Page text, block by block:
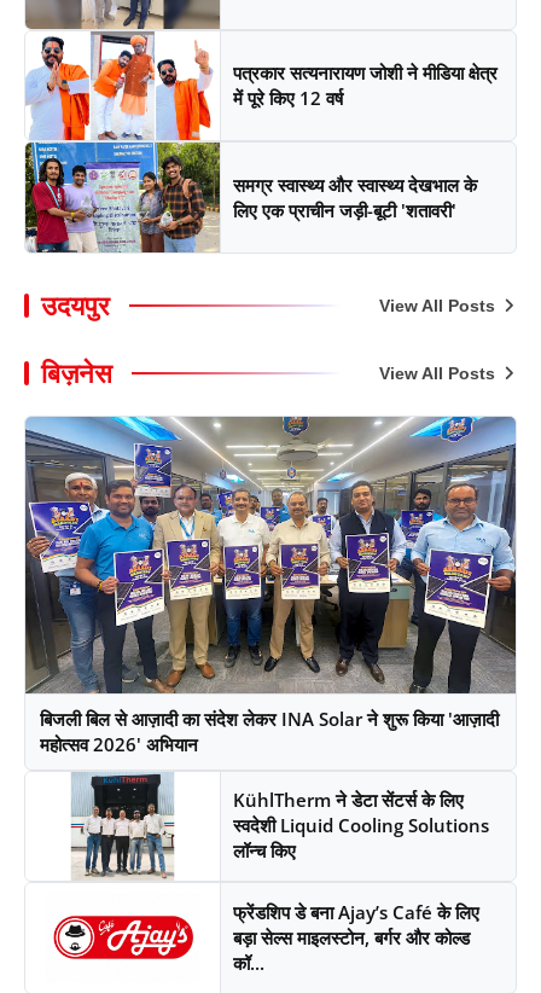
पत्रकार सत्यनारायण जोशी ने मीडिया क्षेत्र
में पूरे किए 12 वर्ष
समग्र स्वास्थ्य और स्वास्थ्य देखभाल के
लिए एक प्राचीन जड़ी-बूटी 'शतावरी'
उदयपुर View All Posts
बिज़नेस View All Posts
बिजली बिल से आज़ादी का संदेश लेकर INA Solar ने शुरू किया 'आज़ादी
महोत्सव 2026' अभियान
KühlTherm ने डेटा सेंटर्स के लिए
स्वदेशी Liquid Cooling Solutions
लॉन्च किए
फ्रेंडशिप डे बना Ajay’s Café के लिए
बड़ा सेल्स माइलस्टोन, बर्गर और कोल्ड
कॉ...